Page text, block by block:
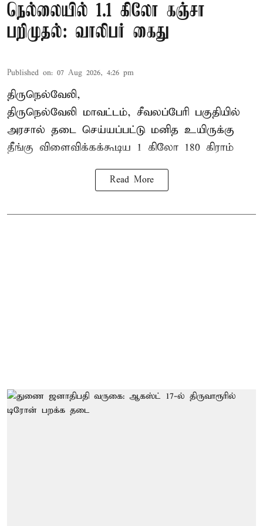
நெல்லையில் 1.1 கிலோ கஞ்சா
பறிமுதல்: வாலிபர் கைது
Published on: 07 Aug 2026, 4:26 pm
திருநெல்வேலி,
திருநெல்வேலி மாவட்டம், சீவலப்பேரி பகுதியில்
அரசால் தடை செய்யப்பட்டு மனித உயிருக்கு
தீங்கு விளைவிக்கக்கூடிய 1 கிலோ 180 கிராம்
Read More